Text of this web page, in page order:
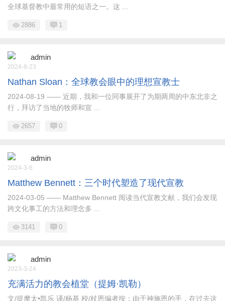
全球基督教中最常用的短语之一。这 ...
2886 1
admin
2024-8-23
Nathan Sloan：全球教会眼中的理想宣教士
2024-08-19 —— 近期，我和一位同事展开了为期两周的中东北非之
行，拜访了当地的牧师和宣 ...
2657 0
admin
2024-3-6
Matthew Bennett：三个时代塑造了现代宣教
2024-03-05 —— Matthew Bennett 阅读当代宣教文献，我们会发现
跨文化事工的方法和理念多 ...
3141 0
admin
2023-3-24
充满活力的教会植堂（提姆·凯勒）
文/提摩太•凯乐 译/杨基 校/杖恩编者按：由于神施恩的手，在过去这